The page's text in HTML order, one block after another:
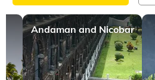
Andaman and Nicobar